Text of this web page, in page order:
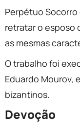
Perpétuo Socorro
retratar o esposo
as mesmas
O trabalho foi
Eduardo Mourov,
bizantinos.
Devoção